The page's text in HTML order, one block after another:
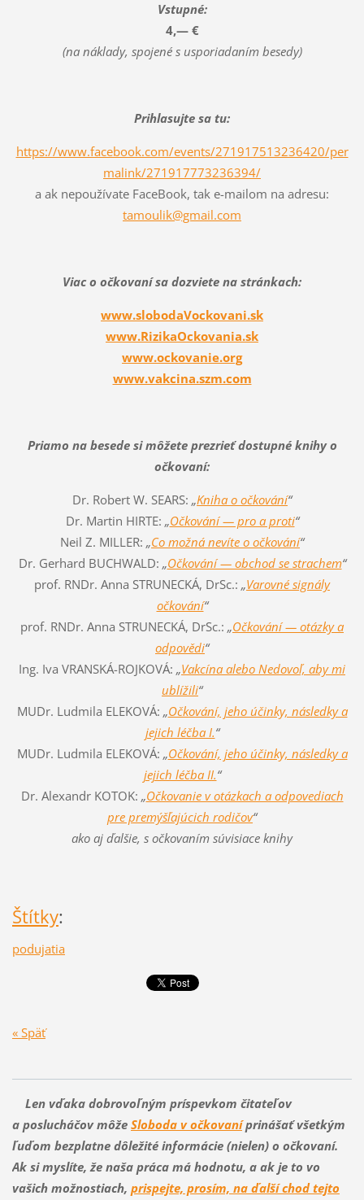
Vstupné:
4,— €
(na náklady, spojené s usporiadaním besedy)
Prihlasujte sa tu:
https://www.facebook.com/events/271917513236420/per
malink/271917773236394/
a ak nepoužívate FaceBook, tak e-mailom na adresu:
tamoulik@gmail.com
Viac o očkovaní sa dozviete na stránkach:
www.slobodaVockovani.sk
www.RizikaOckovania.sk
www.ockovanie.org
www.vakcina.szm.com
Priamo na besede si môžete prezrieť dostupné knihy o
očkovaní:
Dr. Robert W. SEARS: „Kniha o očkování“
Dr. Martin HIRTE: „Očkování — pro a proti“
Neil Z. MILLER: „Co možná nevíte o očkování“
Dr. Gerhard BUCHWALD: „Očkování — obchod se strachem“
prof. RNDr. Anna STRUNECKÁ, DrSc.: „Varovné signály
očkování“
prof. RNDr. Anna STRUNECKÁ, DrSc.: „Očkování — otázky a
odpovědi“
Ing. Iva VRANSKÁ-ROJKOVÁ: „Vakcína alebo Nedovoľ, aby mi
ublížili“
MUDr. Ludmila ELEKOVÁ: „Očkování, jeho účinky, následky a
jejich léčba I.“
MUDr. Ludmila ELEKOVÁ: „Očkování, jeho účinky, následky a
jejich léčba II.“
Dr. Alexandr KOTOK: „Očkovanie v otázkach a odpovediach
pre premýšľajúcich rodičov“
ako aj ďalšie, s očkovaním súvisiace knihy
Štítky:
podujatia
« Späť
Len vďaka dobrovoľným príspevkom čitateľov
a poslucháčov môže Sloboda v očkovaníprinášať všetkým
ľuďom bezplatne dôležité informácie (nielen) o očkovaní.
Ak si myslíte, že naša práca má hodnotu, a ak je to vo
vašich možnostiach, prispejte, prosím, na ďalší chod tejto